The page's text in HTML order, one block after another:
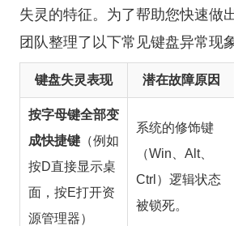
失灵的特征。为了帮助您快速做
团队整理了以下常见键盘异常现
键盘失灵表现 潜在故障原因
按字母键全部变
成快捷键 （例如
按D直接显示桌
面，按E打开资
源管理器）
系统的修饰键
（Win、Alt、
Ctrl）逻辑状态
被锁死。